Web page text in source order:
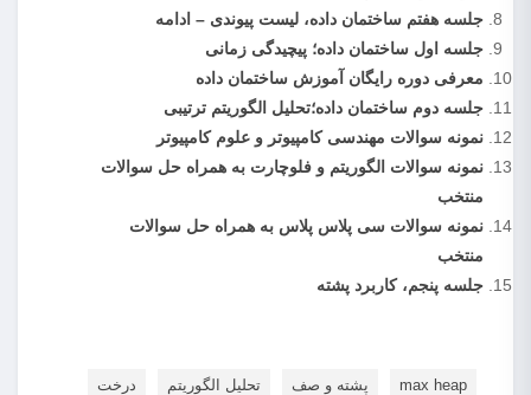
جلسه هفتم ساختمان داده، لیست پیوندی – ادامه
جلسه اول ساختمان داده؛ پیچیدگی زمانی
معرفی دوره رایگان آموزش ساختمان داده
جلسه دوم ساختمان داده؛تحلیل الگوریتم ترتیبی
نمونه سوالات مهندسی کامپیوتر و علوم کامپیوتر
نمونه سوالات الگوریتم و فلوچارت به همراه حل سوالات
منتخب
نمونه سوالات سی پلاس پلاس به همراه حل سوالات
منتخب
جلسه پنجم، کاربرد پشته
max heap پشته و صف تحلیل الگوریتم درخت